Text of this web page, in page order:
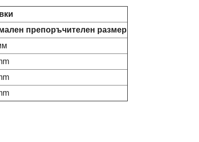
препоръчителен размер